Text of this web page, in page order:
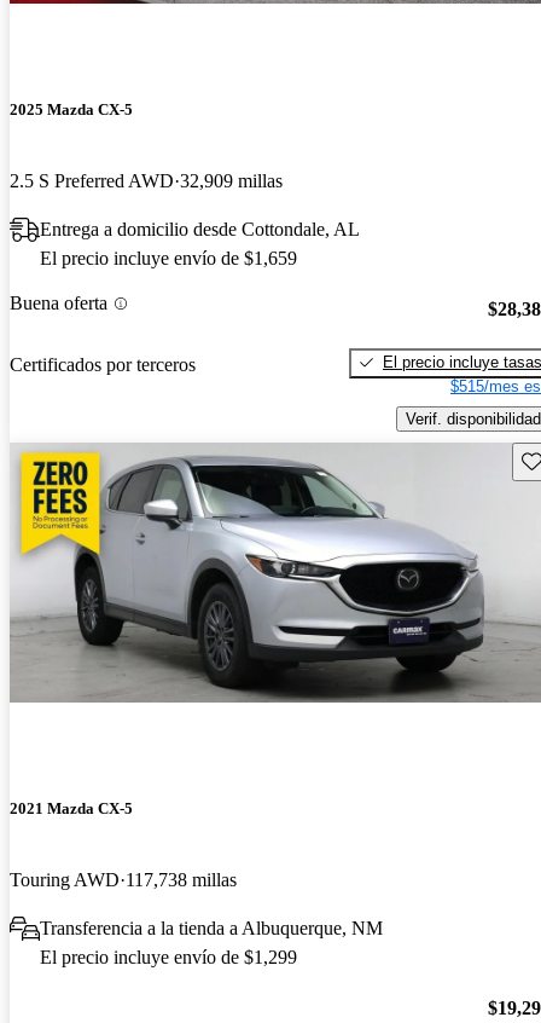
2025 Mazda CX-5
2.5 S Preferred AWD 32,909 millas
Entrega a domicilio desde Cottondale, AL
El precio incluye envío de $1,659
Buena oferta
Certificados por terceros
El precio incluye tasas
$515/mes
Verif. disponibilidad
2021 Mazda CX-5
Touring AWD 117,738 millas
Transferencia a la tienda a Albuquerque, NM
El precio incluye envío de $1,299